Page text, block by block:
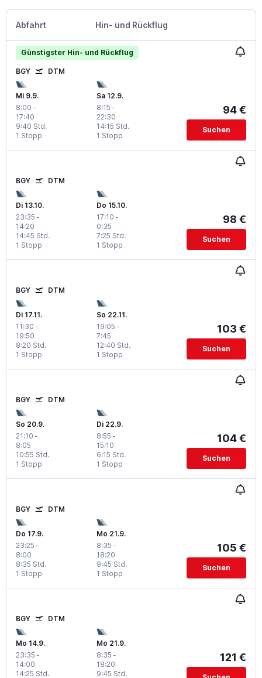
Abfahrt Hin- und Rückflug
Günstigster Hin- und Rückflug
BGY DTM
Mi 9.9.
8:00 -
17:40
1 Stopp
9:40 Std.
Sa 12.9.
8:15 -
22:30
1 Stopp
14:15 Std.
94 €
Suchen
BGY DTM
Di 13.10.
23:35 -
14:20
1 Stopp
14:45 Std.
Do 15.10.
17:10 -
0:35
1 Stopp
7:25 Std.
98 €
Suchen
BGY DTM
Di 17.11.
11:30 -
19:50
1 Stopp
8:20 Std.
So 22.11.
19:05 -
7:45
1 Stopp
12:40 Std.
103 €
Suchen
BGY DTM
So 20.9.
21:10 -
8:05
1 Stopp
10:55 Std.
Di 22.9.
8:55 -
15:10
1 Stopp
6:15 Std.
104 €
Suchen
BGY DTM
Do 17.9.
23:25 -
8:00
1 Stopp
8:35 Std.
Mo 21.9.
8:35 -
18:20
1 Stopp
9:45 Std.
105 €
Suchen
BGY DTM
Mo 14.9.
23:35 -
14:00
14:25 Std.
Mo 21.9.
8:35 -
18:20
9:45 Std.
121 €